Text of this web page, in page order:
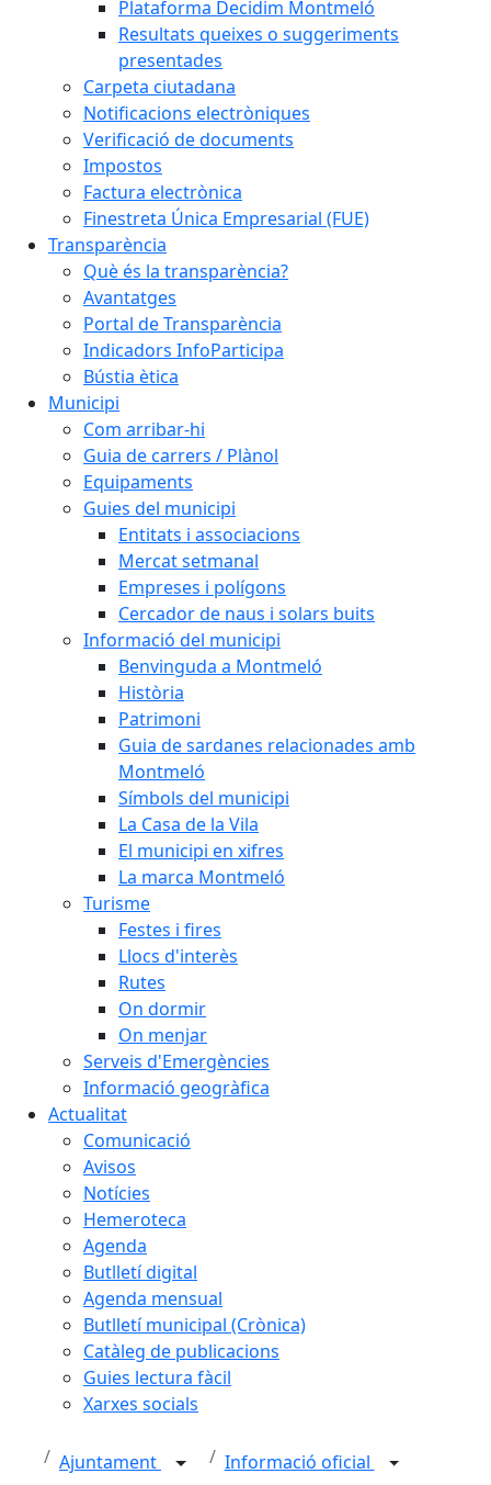
Plataforma Decidim Montmeló
Resultats queixes o suggeriments
presentades
Carpeta ciutadana
Notificacions electròniques
Verificació de documents
Impostos
Factura electrònica
Finestreta Única Empresarial (FUE)
Transparència
Què és la transparència?
Avantatges
Portal de Transparència
Indicadors InfoParticipa
Bústia ètica
Municipi
Com arribar-hi
Guia de carrers / Plànol
Equipaments
Guies del municipi
Entitats i associacions
Mercat setmanal
Empreses i polígons
Cercador de naus i solars buits
Informació del municipi
Benvinguda a Montmeló
Història
Patrimoni
Guia de sardanes relacionades amb
Montmeló
Símbols del municipi
La Casa de la Vila
El municipi en xifres
La marca Montmeló
Turisme
Festes i fires
Llocs d'interès
Rutes
On dormir
On menjar
Serveis d'Emergències
Informació geogràfica
Actualitat
Comunicació
Avisos
Notícies
Hemeroteca
Agenda
Butlletí digital
Agenda mensual
Butlletí municipal (Crònica)
Catàleg de publicacions
Guies lectura fàcil
Xarxes socials
Ajuntament Informació oficial